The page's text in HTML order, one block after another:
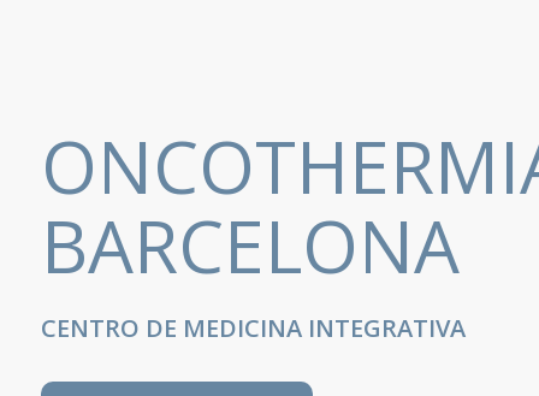
BARCELONA
CENTRO DE MEDICINA INTEGRATIVA